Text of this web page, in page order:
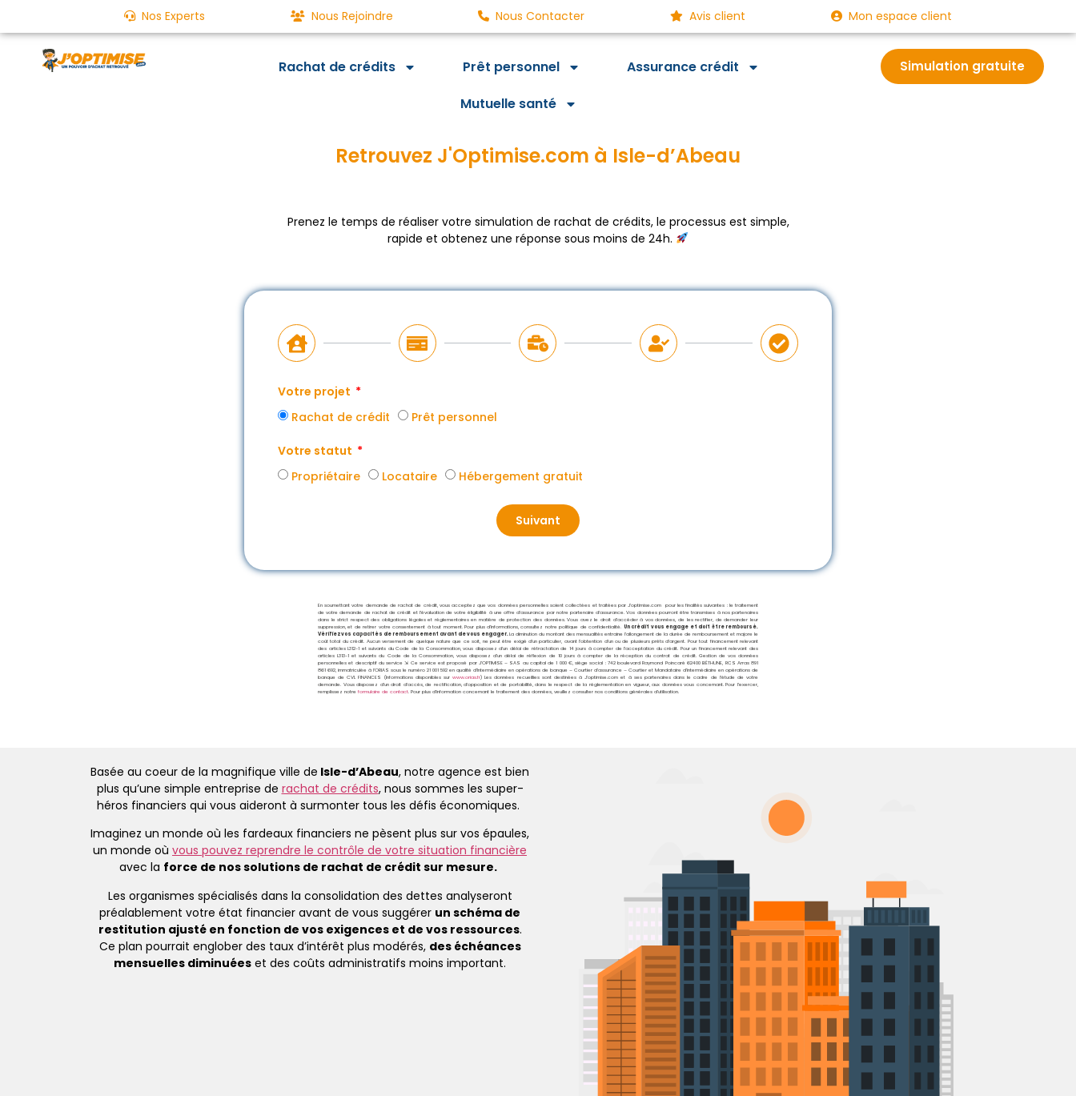
Nos Experts Nous Rejoindre Nous Contacter Avis client Mon espace client
Rachat de crédits Prêt personnel
Assurance crédit
Mutuelle santé
Simulation gratuite
Retrouvez J'Optimise.com à Isle-d’Abeau
Prenez le temps de réaliser votre simulation de rachat de crédits, le processus est simple,
rapide et obtenez une réponse sous moins de 24h.
Votre projet
Rachat de crédit
Prêt personnel
Votre statut
Propriétaire
Locataire Hébergement gratuit
Suivant
En soumettant votre demande de rachat de crédit, vous acceptez que vos données personnelles soient collectées et traitées par J’optimise.com pour les finalités suivantes : le traitement
de votre demande de rachat de crédit et l’évaluation de votre éligibilité à une offre d’assurance par notre partenaire d’assurance. Vos données pourront être transmises à nos partenaires
dans le strict respect des obligations légales et réglementaires en matière de protection des données. Vous avez le droit d’accéder à vos données, de les rectifier, de demander leur
suppression, et de retirer votre consentement à tout moment. Pour plus d’informations, consultez notre politique de confidentialité. Un crédit vous engage et doit être remboursé.
Vérifiez vos capacités de remboursement avant de vous engager.La diminution du montant des mensualités entraine l’allongement de la durée de remboursement et majore le
coût total du crédit. Aucun versement de quelque nature que ce soit, ne peut être exigé d’un particulier, avant l’obtention d’un ou de plusieurs prêts d’argent. Pour tout financement relevant
des articles L312-1 et suivants du Code de la Consommation, vous disposez d’un délai de rétractation de 14 jours à compter de l’acceptation du crédit. Pour un financement relevant des
articles L313-1 et suivants du Code de la Consommation, vous disposez d’un délai de réflexion de 10 jours à compter de la réception du contrat de crédit. Gestion de vos données
personnelles et descriptif du service ⇲ Ce service est proposé par J’OPTIMISE – SAS au capital de 1 000 €, siège social : 742 boulevard Raymond Poincaré 62400 BÉTHUNE, RCS Arras 891
861 692, immatriculée à l’ORIAS sous le numéro 21 001 592 en qualité d’Intermédiaire en opérations de banque – Courtier d’assurance – Courtier et Mandataire d’intermédiaire en opérations de
banque de CVL FINANCES (Informations disponibles sur www.orias.fr) Les données recueillies sont destinées à J’optimise.com et à ses partenaires dans le cadre de l’étude de votre
demande. Vous disposez d’un droit d’accès, de rectification, d’opposition et de portabilité, dans le respect de la réglementation en vigueur, aux données vous concernant. Pour l’exercer,
remplissez notre formulaire de contact. Pour plus d’information concernant le traitement des données, veuillez consulter nos conditions générales d’utilisation.
Basée au coeur de la magnifique ville de Isle-d’Abeau, notre agence est bien
plus qu’une simple entreprise de rachat de crédits, nous sommes les super-
héros financiers qui vous aideront à surmonter tous les défis économiques.
Imaginez un monde où les fardeaux financiers ne pèsent plus sur vos épaules,
un monde où vous pouvez reprendre le contrôle de votre situation financière
avec la force de nos solutions de rachat de crédit sur mesure.
Les organismes spécialisés dans la consolidation des dettes analyseront
préalablement votre état financier avant de vous suggérer un schéma de
restitution ajusté en fonction de vos exigences et de vos ressources.
Ce plan pourrait englober des taux d’intérêt plus modérés, des échéances
mensuelles diminuées et des coûts administratifs moins important.